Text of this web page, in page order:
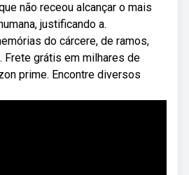
não receou alcançar o mais
justificando a.
do cárcere, de ramos,
Frete grátis em milhares de
prime. Encontre diversos